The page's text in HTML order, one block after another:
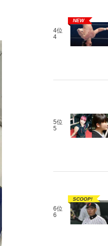
4位
4
NEW
5位
5
6位
6
SCOOP!